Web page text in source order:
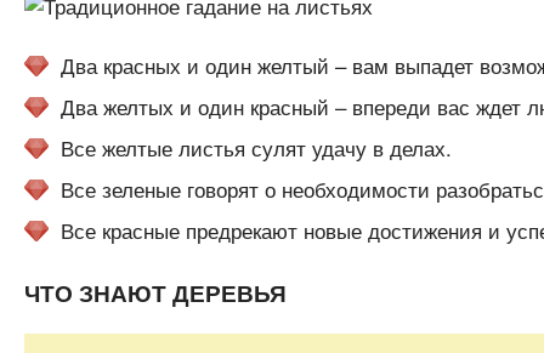
Два красных и один желтый – вам выпадет
Два желтых и один красный – впереди вас ждет
Все желтые листья сулят удачу в делах.
Все зеленые говорят о необходимости
Все красные предрекают новые достижения и
ЧТО ЗНАЮТ ДЕРЕВЬЯ